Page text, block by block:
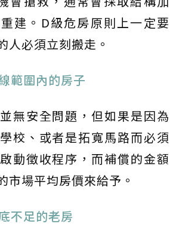
建。D級危房原則上一定要
人必須立刻搬走。
範圍內的房子
無安全問題，但如果是因為
校、或者是拓寬馬路而必須
動徵收程序，而補償的金額
市場平均房價來給予。
不足的老房